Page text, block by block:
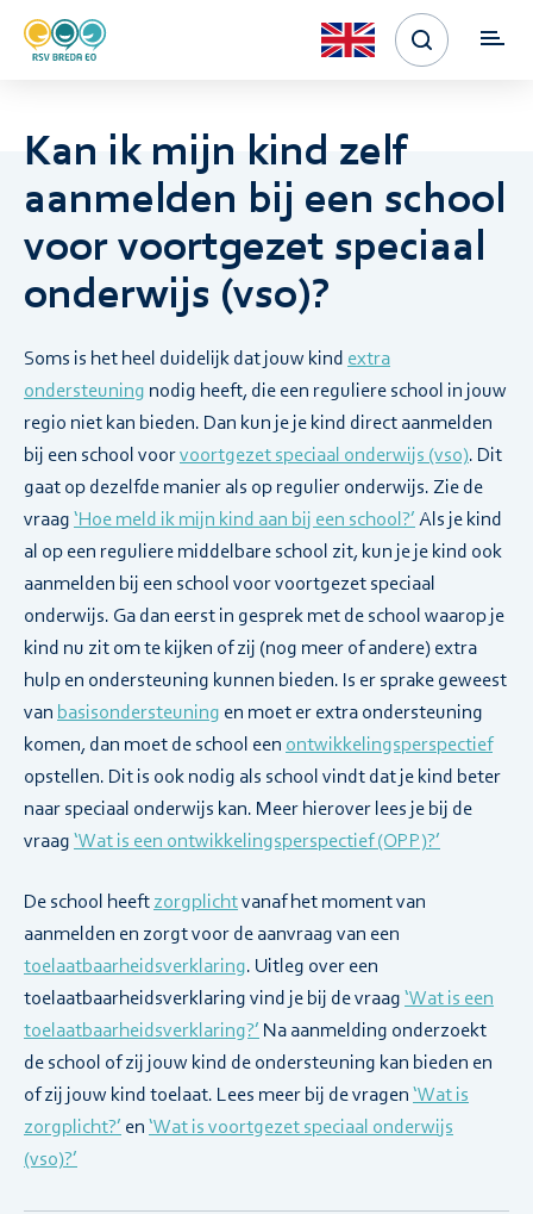
Kan ik mijn kind zelf
aanmelden bij een school
voor voortgezet speciaal
onderwijs (vso)?
Soms is het heel duidelijk dat jouw kind extra
ondersteuning nodig heeft, die een reguliere school in jouw
regio niet kan bieden. Dan kun je je kind direct aanmelden
bij een school voorvoortgezet speciaal onderwijs (vso). Dit
gaat op dezelfde manier als op regulier onderwijs. Zie de
vraag ‘Hoe meld ik mijn kind aan bij een school?’ Als je kind
al op een reguliere middelbare school zit, kun je je kind ook
aanmelden bij een school voor voortgezet speciaal
onderwijs. Ga dan eerst in gesprek met de school waarop je
kind nu zit om te kijken of zij (nog meer of andere) extra
hulp en ondersteuning kunnen bieden. Is er sprake geweest
van basisondersteuning en moet er extra ondersteuning
komen, dan moet de school een ontwikkelingsperspectief
opstellen. Dit is ook nodig als school vindt dat je kind beter
naar speciaal onderwijs kan. Meer hierover lees je bij de
vraag ‘Wat is een ontwikkelingsperspectief (OPP)?’
De school heeft zorgplichtvanaf het moment van
aanmelden en zorgt voor de aanvraag van een
toelaatbaarheidsverklaring. Uitleg over een
toelaatbaarheidsverklaring vind je bij de vraag ‘Wat is een
toelaatbaarheidsverklaring?’ Na aanmelding onderzoekt
de school of zij jouw kind de ondersteuning kan bieden en
of zij jouw kind toelaat. Lees meer bij de vragen ‘Wat is
zorgplicht?’ en ‘Wat is voortgezet speciaal onderwijs
(vso)?’